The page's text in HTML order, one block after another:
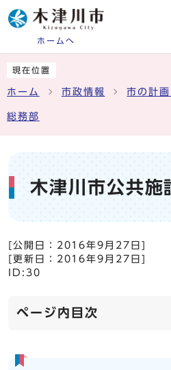
ホームへ
現在位置
ホーム 市政情報 市の計
総務部
木津川市公共施
[公開日： 2016年9月27日
[更新日： 2016年9月27日
ID:30
ページ内目次